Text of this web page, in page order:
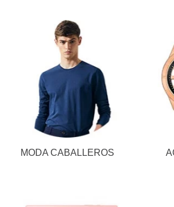
MODA CABALLEROS